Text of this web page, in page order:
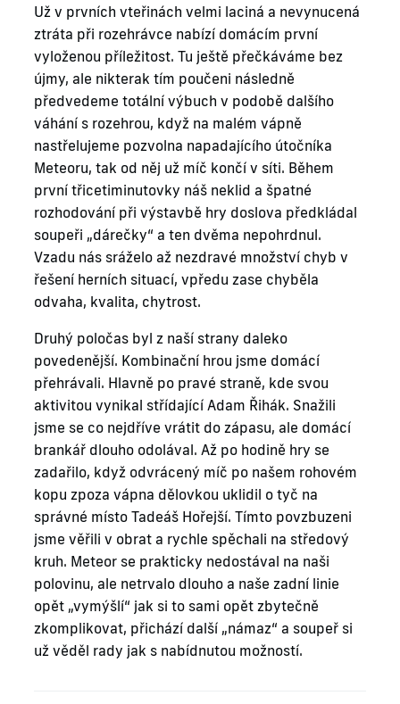
Už v prvních vteřinách velmi laciná a nevynucená
ztráta při rozehrávce nabízí domácím první
vyloženou příležitost. Tu ještě přečkáváme bez
újmy, ale nikterak tím poučeni následně
předvedeme totální výbuch v podobě dalšího
váhání s rozehrou, když na malém vápně
nastřelujeme pozvolna napadajícího útočníka
Meteoru, tak od něj už míč končí v síti. Během
první třicetiminutovky náš neklid a špatné
rozhodování při výstavbě hry doslova předkládal
soupeři „dárečky“ a ten dvěma nepohrdnul.
Vzadu nás sráželo až nezdravé množství chyb v
řešení herních situací, vpředu zase chyběla
odvaha, kvalita, chytrost.
Druhý poločas byl z naší strany daleko
povedenější. Kombinační hrou jsme domácí
přehrávali. Hlavně po pravé straně, kde svou
aktivitou vynikal střídající Adam Řihák. Snažili
jsme se co nejdříve vrátit do zápasu, ale domácí
brankář dlouho odolával. Až po hodině hry se
zadařilo, když odvrácený míč po našem rohovém
kopu zpoza vápna dělovkou uklidil o tyč na
správné místo Tadeáš Hořejší. Tímto povzbuzeni
jsme věřili v obrat a rychle spěchali na středový
kruh. Meteor se prakticky nedostával na naši
polovinu, ale netrvalo dlouho a naše zadní linie
opět „vymýšlí“ jak si to sami opět zbytečně
zkomplikovat, přichází další „námaz“ a soupeř si
už věděl rady jak s nabídnutou možností.